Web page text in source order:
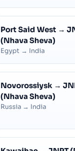
Port Said West →
(Nhava Sheva)
Egypt → India
Novorossiysk →
(Nhava Sheva)
Russia → India